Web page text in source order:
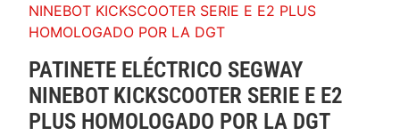
NINEBOT KICKSCOOTER SERIE E E2 PLUS
HOMOLOGADO POR LA DGT
PATINETE ELÉCTRICO SEGWAY
NINEBOT KICKSCOOTER SERIE E E2
PLUS HOMOLOGADO POR LA DGT